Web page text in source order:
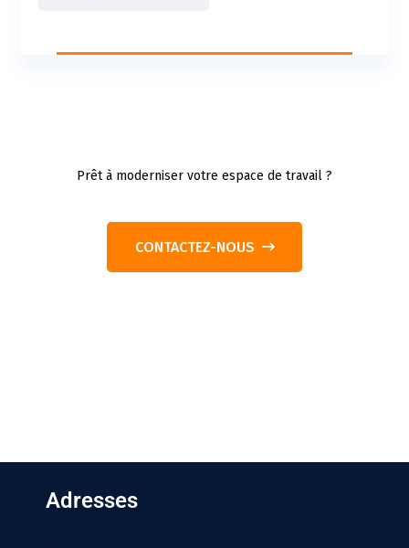
Prêt à moderniser votre espace de travail ?
CONTACTEZ-NOUS
Adresses